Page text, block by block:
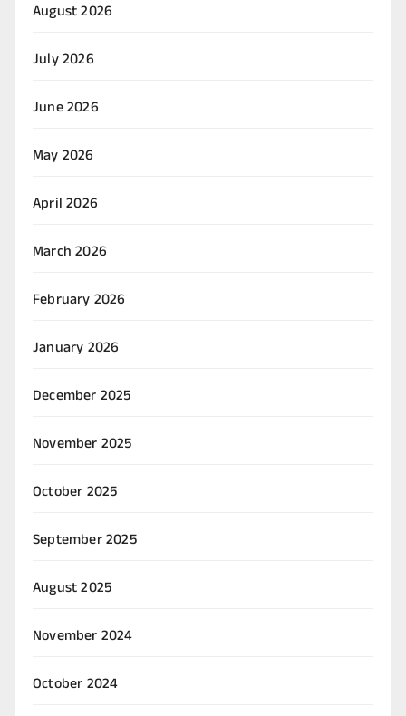
August 2026
July 2026
June 2026
May 2026
April 2026
March 2026
February 2026
January 2026
December 2025
November 2025
October 2025
September 2025
August 2025
November 2024
October 2024